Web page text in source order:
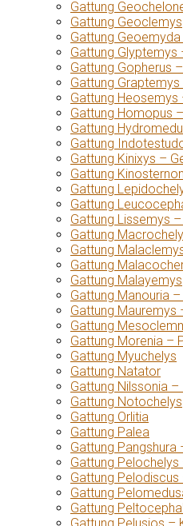
Gattung
Gattung Geoclemys
Gattung
Gattung
Gattung Gopherus
Gattung
Gattung
Gattung Homopus
Gattung
Gattung
Gattung Kinixys –
Gattung
Gattung
Gattung
Gattung Lissemys
Gattung
Gattung
Gattung
Gattung Malayemys
Gattung Manouria
Gattung Mauremys
Gattung
Gattung Morenia –
Gattung Myuchelys
Gattung Natator
Gattung Nilssonia
Gattung Notochelys
Gattung Orlitia
Gattung Palea
Gattung
Gattung
Gattung
Gattung
Gattung